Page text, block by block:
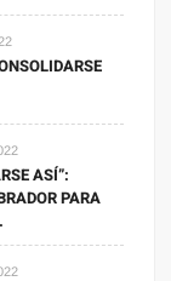
ASÍ”:
PARA